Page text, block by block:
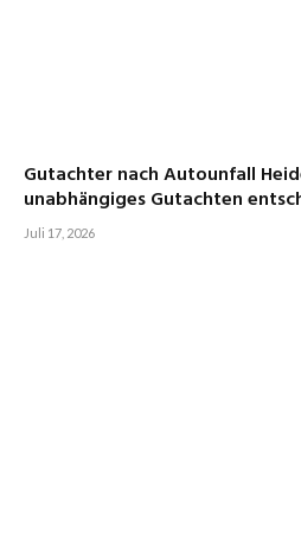
Gutachter nach Autounfall
unabhängiges Gutachten
Juli 17, 2026